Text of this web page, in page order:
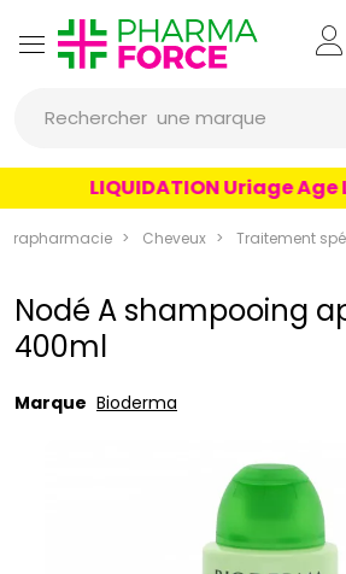
Rechercher une marque
un produit
LIQUIDATION Uriage Age
Cheveux Traitement
Nodé A shampooing
400ml
Marque Bioderma